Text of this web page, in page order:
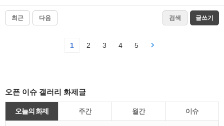
최근 다음 검색 글쓰기
1 2 3 4 5
오픈 이슈 갤러리 화제글
오늘의 화제 주간 월간 이슈